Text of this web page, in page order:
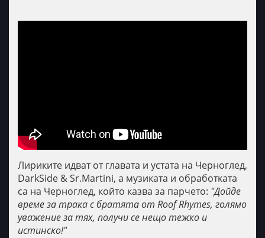
Лириките идват от главата и устата на Черноглед,
DarkSide & Sr.Martini, а музиката и обработката
са на Черноглед, който казва за парчето: "Дойде
време за трака с братята от Roof Rhymes, голямо
уважение за тях, получи се нещо тежко и
истинско!"